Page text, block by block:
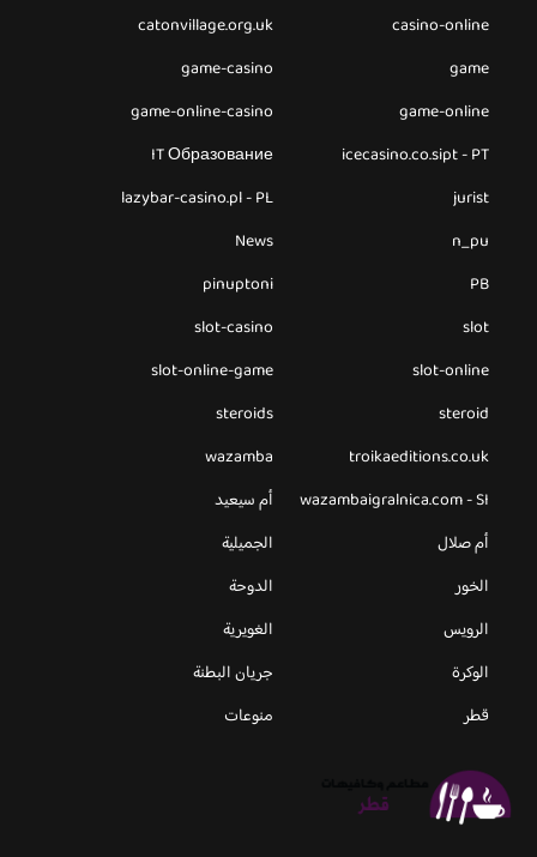
casino-online
catonvillage.org.uk
game
game-casino
game-online
game-online-casino
icecasino.co.sipt - PT
IT Образование
jurist
lazybar-casino.pl - PL
n_pu
News
PB
pinuptoni
slot
slot-casino
slot-online
slot-online-game
steroid
steroids
troikaeditions.co.uk
wazamba
wazambaigralnica.com - SI
أم سيعيد
أم صلال
الجميلية
الخور
الدوحة
الرويس
الغويرية
الوكرة
جريان البطنة
قطر
منوعات